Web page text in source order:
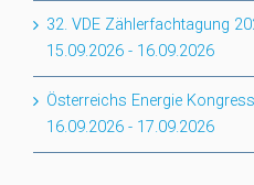
32. VDE Zählerfachtagung
15.09.2026 - 16.09.2026
Österreichs Energie
16.09.2026 - 17.09.2026